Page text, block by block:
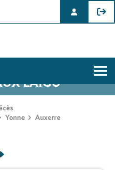
DE DENISE
LAIGU
Yonne
Auxerre